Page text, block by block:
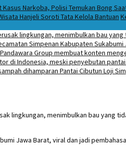
Narkoba, Polisi Temukan Bong
Hanjeli Soroti Tata Kelola Bantuan
lingkungan, menimbulkan bau yang
Jawa Barat, viral dan jadi